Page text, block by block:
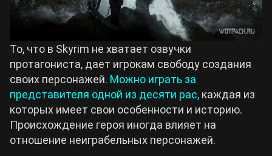
То, что в Skyrim не хватает озвучки
протагониста, дает игрокам свободу создания
своих персонажей. Можно играть за
представителя одной из десяти рас, каждая из
которых имеет свои особенности и историю.
Происхождение героя иногда влияет на
отношение неиграбельных персонажей.